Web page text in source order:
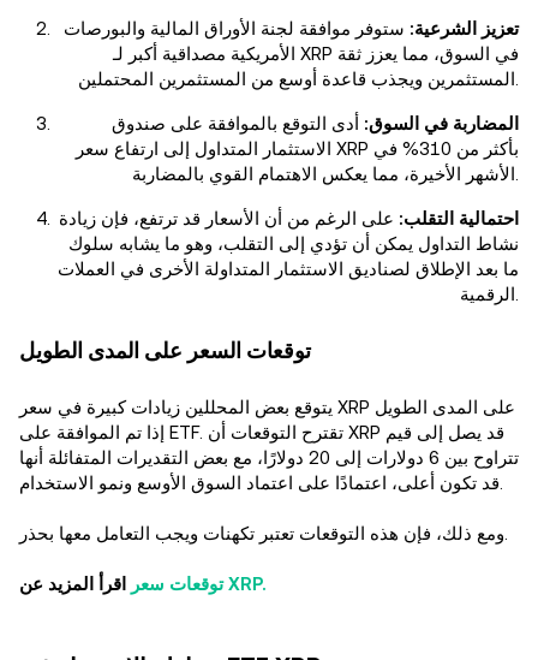
تعزيز الشرعية: ستوفر موافقة لجنة الأوراق المالية والبورصات
الأمريكية مصداقية أكبر لـ XRP في السوق، مما يعزز ثقة
المضاربة في السوق: أدى التوقع بالموافقة على صندوق
الاستثمار المتداول إلى ارتفاع سعر XRP بأكثر من 310% في
احتمالية التقلب: على الرغم من أن الأسعار قد ترتفع، فإن زيادة
نشاط التداول يمكن أن تؤدي إلى التقلب، وهو ما يشابه سلوك
ما بعد الإطلاق لصناديق الاستثمار المتداولة الأخرى في العملات
توقعات السعر على المدى الطويل
يتوقع بعض المحللين زيادات كبيرة في سعر XRP على المدى الطويل
إذا تم الموافقة على ETF. تقترح التوقعات أن XRP قد يصل إلى قيم
تتراوح بين 6 دولارات إلى 20 دولارًا، مع بعض التقديرات المتفائلة أنها
توقعات سعر XRP.